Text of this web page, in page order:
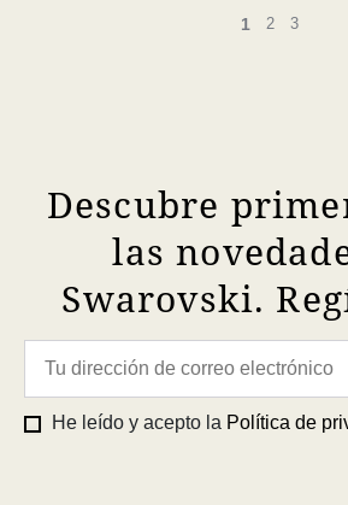
1 2 3
Descubre
las
Swarovski.
He leído y acepto la Política de